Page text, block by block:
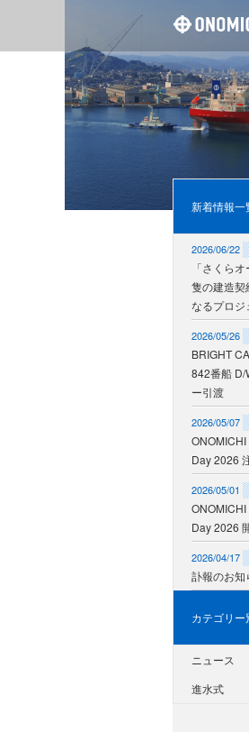
新着情報一
2026/06/22
「さくら
隻の建造
なるプロ
2026/05/26
BRIGHT
842番船 D/
ー引渡
2026/05/07
Day 2026
2026/05/01
Day 2026
2026/04/17
訃報のお知
カテゴリー
ニュース
進水式